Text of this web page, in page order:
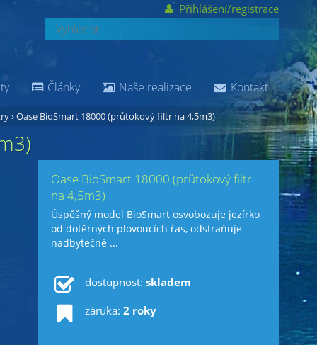
›Oase BioSmart 18000 (průtokový filtr na 4,5m3)
Oase BioSmart 18000 (průtokový filtr
na 4,5m3)
Úspěšný model BioSmart osvobozuje jezírko
od dotěrných plovoucích řas, odstraňuje
nadbytečné ...
dostupnost: skladem
záruka: 2 roky
Články Naše realizace Kontakt
Přihlášení/registrace